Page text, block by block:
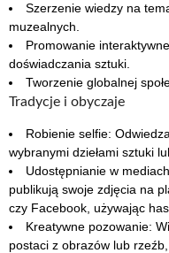
Szerzenie wiedzy na
muzealnych.
Promowanie
doświadczania sztuki.
Tworzenie globalnej
Tradycje i obyczaje
Robienie selfie:
wybranymi dziełami sztuki
Udostępnianie w
publikują swoje zdjęcia na
czy Facebook, używając
Kreatywne pozowanie:
postaci z obrazów lub